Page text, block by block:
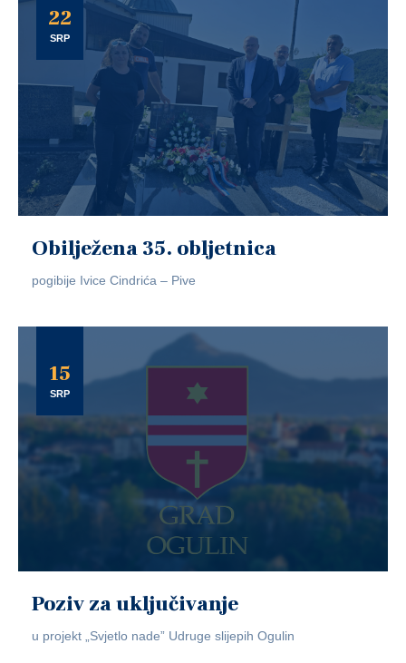
22
SRP
Obilježena 35. obljetnica
pogibije Ivice Cindrića – Pive
15
SRP
Poziv za uključivanje
u projekt „Svjetlo nade” Udruge slijepih Ogulin